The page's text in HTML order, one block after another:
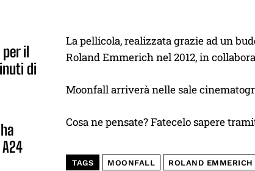
il
di
La pellicola, realizzata grazie ad un
Roland Emmerich nel 2012, in
Moonfall arriverà nelle sale
Cosa ne pensate? Fatecelo sapere
TAGS MOONFALL ROLAND EMMERICH